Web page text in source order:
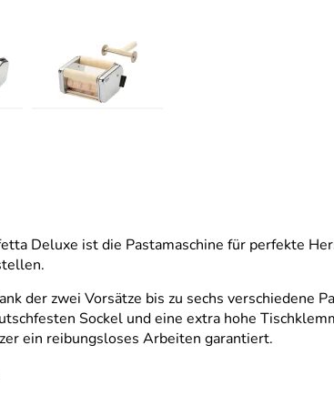
Deluxe ist die Pastamaschine für perfekte
der zwei Vorsätze bis zu sechs
Sockel und eine extra hohe
ein reibungsloses Arbeiten garantiert.